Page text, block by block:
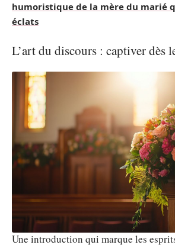
humoristique de la mère du marié
éclats
L’art du discours : captiver dès
Une introduction qui marque les